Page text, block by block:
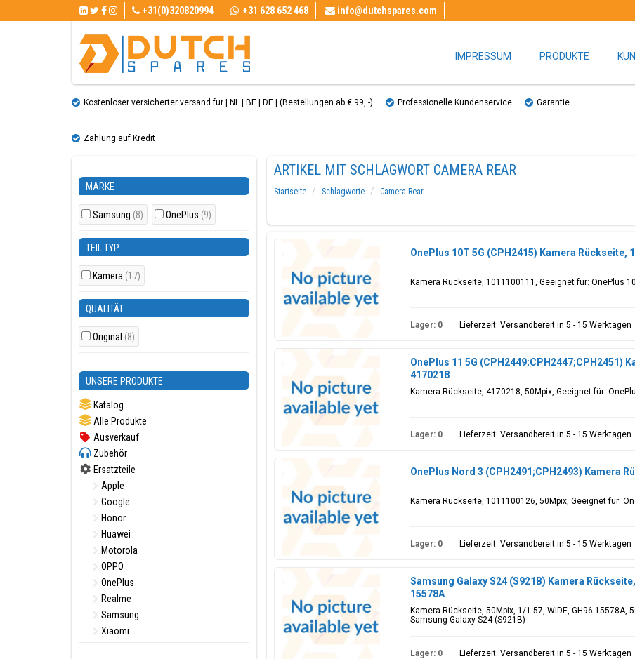
+31(0)320820994 +31 628 652 468 info@dutchspares.com
IMPRESSUM PRODUKTE
Kostenloser versicherter versand fur | NL | BE | DE | (Bestellungen ab € 99, ​​-) Professionelle Kundenservice Garantie
Zahlung auf Kredit
MARKE
Samsung (8) OnePlus (9)
TEIL TYP
Kamera (17)
QUALITÄT
Original (8)
UNSERE PRODUKTE
Katalog
Alle Produkte
Ausverkauf
Zubehör
Ersatzteile
Apple
Google
Honor
Huawei
Motorola
OPPO
OnePlus
Realme
Samsung
Xiaomi
ARTIKEL MIT SCHLAGWORT CAMERA REAR
Startseite Schlagworte
Camera Rear
OnePlus 10T 5G (CPH2415) Kamera Rückseite,
Kamera Rückseite, 1011100111, Geeignet für: OnePlus
Lager: 0 Lieferzeit: Versandbereit in 5 - 15 Werktagen
OnePlus 11 5G (CPH2449;CPH2447;CPH2451)
4170218
Kamera Rückseite, 4170218, 50Mpix, Geeignet für:
Lager: 0 Lieferzeit: Versandbereit in 5 - 15 Werktagen
OnePlus Nord 3 (CPH2491;CPH2493) Kamera
Kamera Rückseite, 1011100126, 50Mpix, Geeignet für:
Lager: 0 Lieferzeit: Versandbereit in 5 - 15 Werktagen
Samsung Galaxy S24 (S921B) Kamera
15578A
Kamera Rückseite, 50Mpix, 1/1.57, WIDE, GH96-15578A,
Samsung Galaxy S24 (S921B)
Lager: 0 Lieferzeit: Versandbereit in 5 - 15 Werktagen